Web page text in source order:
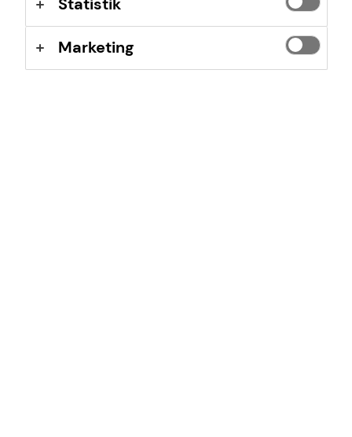
Thomas W. Schmidt
Statistik
Marketing